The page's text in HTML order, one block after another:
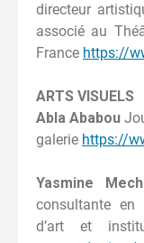
directeur
associé au
France https://
ARTS VISUELS
Abla Ababou
galerie https://
Yasmine
consultante en
d’art et